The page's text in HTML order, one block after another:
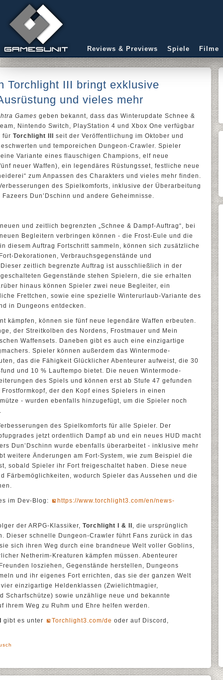
Reviews & Previews Spiele Filme
Torchlight III bringt exklusive
und vieles mehr
Games geben bekannt, dass das Winterupdate Schnee &
Nintendo Switch, PlayStation 4 und Xbox One verfügbar
für Torchlight III
seit der Veröffentlichung im Oktober und
und temporeichen Dungeon-Crawler. Spieler
Variante eines flauschigen Champions, elf neue
neuer Waffen), ein legendäres Rüstungsset, festliche neue
zum Anpassen des Charakters und vieles mehr finden.
des Spielkomforts, inklusive der Überarbeitung
Dun’Dschinn und andere Geheimnisse.
und zeitlich begrenzten „Schnee & Dampf-Auftrag“, bei
Begleitern verbringen können - die Frost-Eule und die
diesem Auftrag Fortschritt sammeln, können sich zusätzliche
Dekorationen, Verbrauchsgegenstände und
zeitlich begrenzte Auftrag ist ausschließlich in der
Gegenstände stehen Spielern, die sie erhalten
hinaus können Spieler zwei neue Begleiter, ein
Frettchen, sowie eine spezielle Winterurlaub-Variante des
in Dungeons entdecken.
kämpfen, können sie fünf neue legendäre Waffen erbeuten.
der Streitkolben des Nordens, Frostmauer und Mein
Waffensets. Daneben gibt es auch eine einzigartige
Spieler können außerdem das Wintermode-
das die Fähigkeit Glücklicher Abenteurer aufweist, die 30
und 10 % Lauftempo bietet. Die neuen Wintermode-
des Spiels und können erst ab Stufe 47 gefunden
der den Kopf eines Spielers in einen
- wurden ebenfalls hinzugefügt, um die Spieler noch
des Spielkomforts für alle Spieler. Der
jetzt ordentlich Dampf ab und ein neues HUD macht
Dun’Dschinn wurde ebenfalls überarbeitet - inklusive mehr
weitere Änderungen am Fort-System, wie zum Beispiel die
sobald Spieler ihr Fort freigeschaltet haben. Diese neue
Färbemöglichkeiten, wodurch Spieler das Aussehen und die
im Dev-Blog: https://www.torchlight3.com/en/news-
der ARPG-Klassiker, Torchlight I & II , die ursprünglich
Dieser schnelle Dungeon-Crawler führt Fans zurück in das
sich ihren Weg durch eine brandneue Welt voller Goblins,
Netherim-Kreaturen kämpfen müssen. Abenteurer
losziehen, Gegenstände herstellen, Dungeons
und ihr eigenes Fort errichten, das sie der ganzen Welt
einzigartige Heldenklassen (Zwielichtmagier,
Scharfschütze) sowie unzählige neue und bekannte
ihrem Weg zu Ruhm und Ehre helfen werden.
gibt es unter Torchlight3.com/de oder auf Discord,